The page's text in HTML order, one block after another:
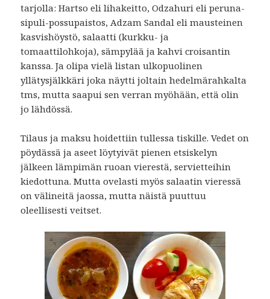
tarjolla: Hartso eli lihakeitto, Odzahuri eli peruna-
sipuli-possupaistos, Adzam Sandal eli mausteinen
kasvishöystö, salaatti (kurkku- ja
tomaattilohkoja), sämpylää ja kahvi croisantin
kanssa. Ja olipa vielä listan ulkopuolinen
yllätysjälkkäri joka näytti joltain hedelmärahkalta
tms, mutta saapui sen verran myöhään, että olin
jo lähdössä.
Tilaus ja maksu hoidettiin tullessa tiskille. Vedet on
pöydässä ja aseet löytyivät pienen etsiskelyn
jälkeen lämpimän ruoan vierestä, servietteihin
kiedottuna. Mutta ovelasti myös salaatin vieressä
on välineitä jaossa, mutta näistä puuttuu
oleellisesti veitset.